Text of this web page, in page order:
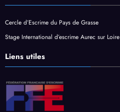
Cercle d’Escrime du Pays de Grasse
Stage International d’escrime Aurec sur Loire
Liens utiles